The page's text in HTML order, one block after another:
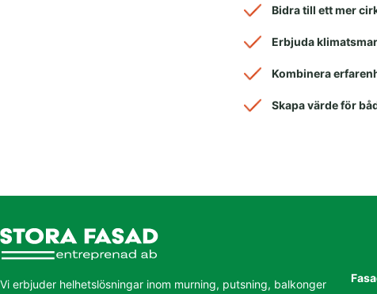
Bidra till ett mer
Erbjuda
Kombinera
Skapa värde för
Vi erbjuder helhetslösningar inom murning, putsning, balkonger